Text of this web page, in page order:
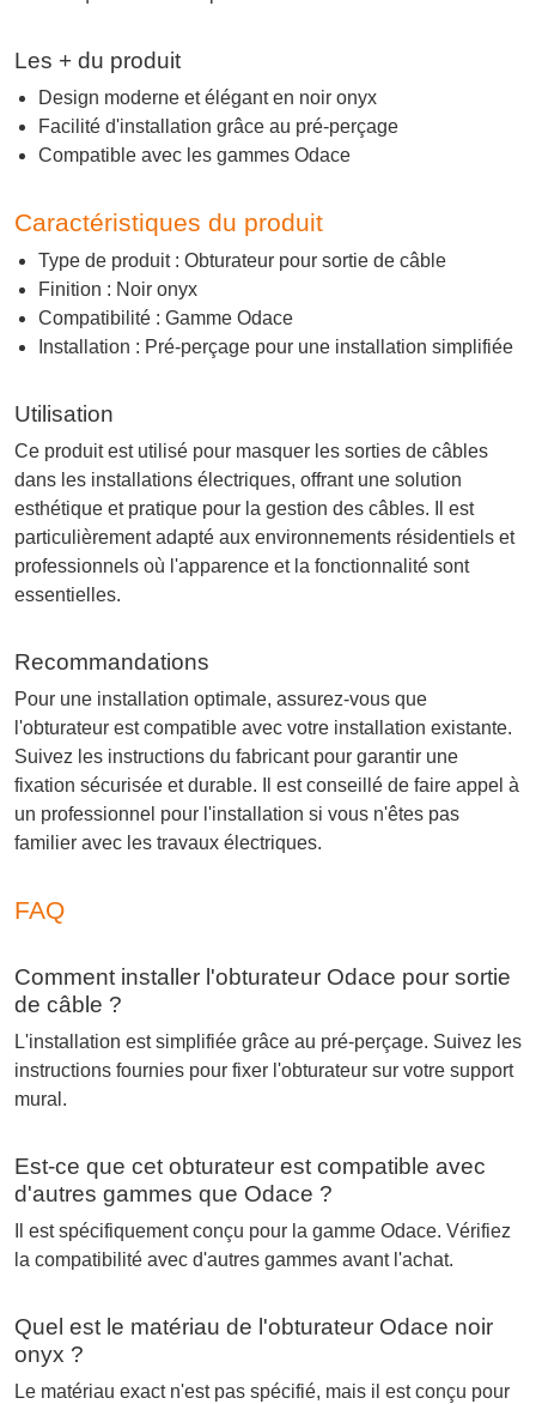
Les + du produit
Design moderne et élégant en noir onyx
Facilité d'installation grâce au pré-perçage
Compatible avec les gammes Odace
Caractéristiques du produit
Type de produit : Obturateur pour sortie de câble
Finition : Noir onyx
Compatibilité : Gamme Odace
Installation : Pré-perçage pour une installation simplifiée
Utilisation
Ce produit est utilisé pour masquer les sorties de câbles
dans les installations électriques, offrant une solution
esthétique et pratique pour la gestion des câbles. Il est
particulièrement adapté aux environnements résidentiels et
professionnels où l'apparence et la fonctionnalité sont
essentielles.
Recommandations
Pour une installation optimale, assurez-vous que
l'obturateur est compatible avec votre installation existante.
Suivez les instructions du fabricant pour garantir une
fixation sécurisée et durable. Il est conseillé de faire appel à
un professionnel pour l'installation si vous n'êtes pas
familier avec les travaux électriques.
FAQ
Comment installer l'obturateur Odace pour sortie
de câble ?
L'installation est simplifiée grâce au pré-perçage. Suivez les
instructions fournies pour fixer l'obturateur sur votre support
mural.
Est-ce que cet obturateur est compatible avec
d'autres gammes que Odace ?
Il est spécifiquement conçu pour la gamme Odace. Vérifiez
la compatibilité avec d'autres gammes avant l'achat.
Quel est le matériau de l'obturateur Odace noir
onyx ?
Le matériau exact n'est pas spécifié, mais il est conçu pour